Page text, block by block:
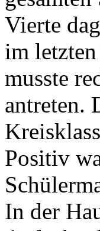
Vierte
im
musste
antreten.
Positiv
In der